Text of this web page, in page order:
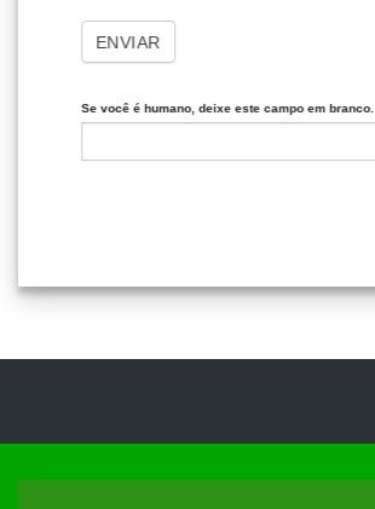
ENVIAR
Se você é humano, deixe este campo em branco.